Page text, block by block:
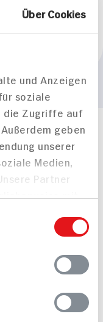
Über Cookies
und Anzeigen
soziale
die Zugriffe auf
geben
unserer
Medien,
Partner
Rahmen